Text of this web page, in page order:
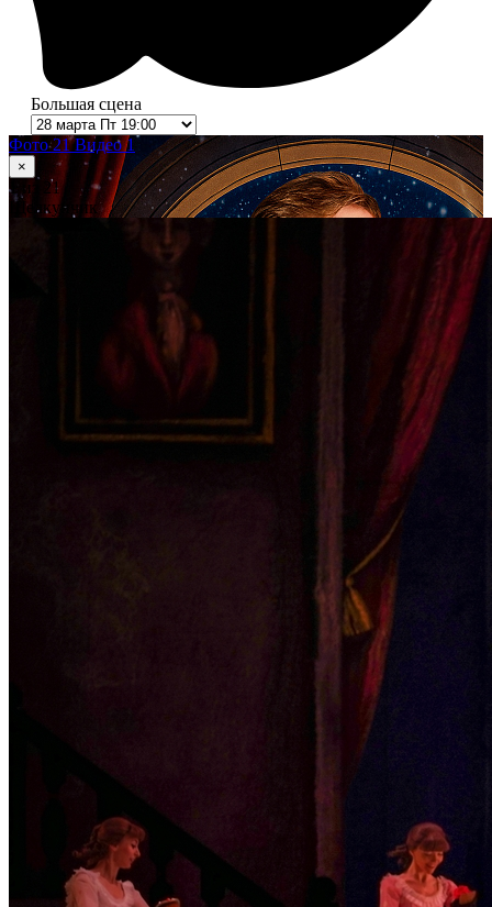
Большая сцена
Фото 21Видео 1
×
1
из 21
Щелкунчик